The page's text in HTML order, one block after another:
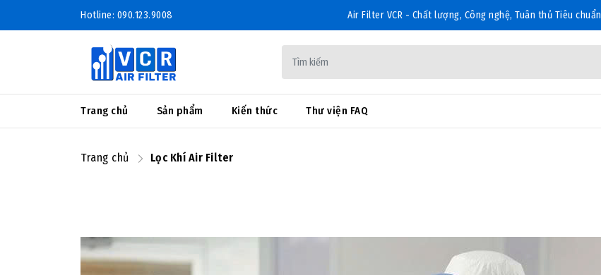
Hotline: 090.123.9008 Air Filter VCR - Chất lượng, Công nghệ, Tuân thủ Tiêu chuẩn
Trang chủ Sản phẩm Kiến thức Thư viện FAQ
Trang chủ Lọc Khí Air Filter